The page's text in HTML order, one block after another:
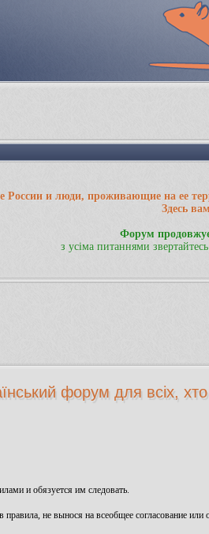
России и люди, проживающие на ее
Здесь
Форум
з усіма питаннями
форум для всіх,
и обязуется им следовать.
не вынося на всеобщее согласование